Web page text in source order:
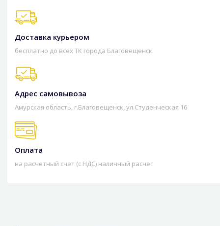
Доставка курьером
бесплатно до всех ТК города Благовещенск
Адрес самовывоза
Амурская область, г.Благовещенск, ул.Студенческая 16
Оплата
на расчетный счет (с НДС) наличный расчет